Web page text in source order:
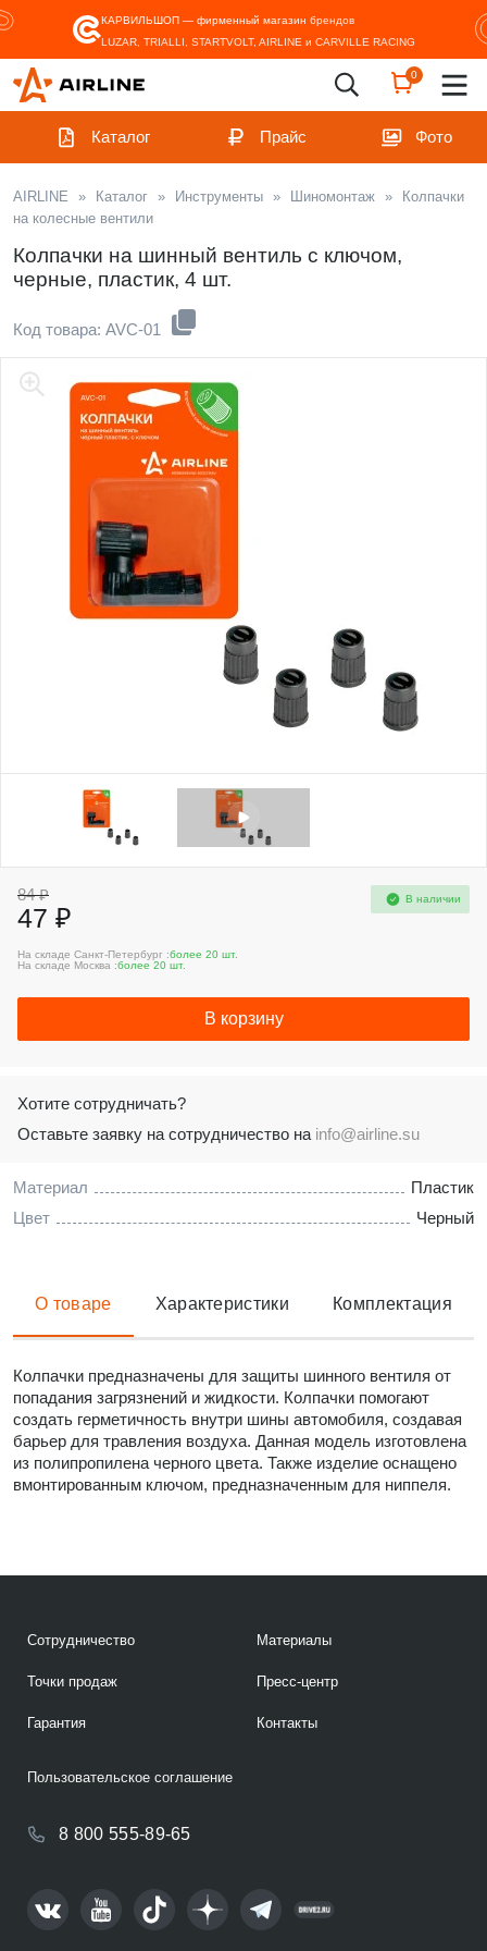
КАРВИЛЬШОП — фирменный магазин брендов
LUZAR, TRIALLI, STARTVOLT, AIRLINE и CARVILLE RACING
0
Каталог Прайс Фото
AIRLINE » Каталог » Инструменты » Шиномонтаж »
Колпачки
на колесные вентили
Колпачки на шинный вентиль с ключом,
черные, пластик, 4 шт.
Код товара: AVC-01
Материал
Пластик
Цвет
Черный
84 ₽
47 ₽
В наличии
На складе Санкт-Петербург :более 20 шт.
На складе Москва :более 20 шт.
В корзину
Хотите сотрудничать?
Оставьте заявку на сотрудничество на info@airline.su
О товаре Характеристики Комплектация
Колпачки предназначены для защиты шинного вентиля от
попадания загрязнений и жидкости. Колпачки помогают
создать герметичность внутри шины автомобиля, создавая
барьер для травления воздуха. Данная модель изготовлена
из полипропилена черного цвета. Также изделие оснащено
вмонтированным ключом, предназначенным для ниппеля.
Сотрудничество
Точки продаж
Гарантия
Материалы
Пресс-центр
Контакты
8 800 555-89-65
Пользовательское соглашение